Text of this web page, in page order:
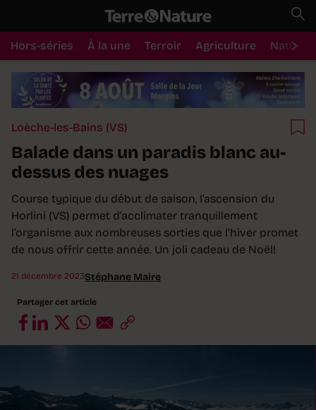
Hors-séries À la une Terroir Agriculture Nature
Loèche-les-Bains (VS)
Balade dans un paradis blanc au-
dessus des nuages
Course typique du début de saison, l’ascension du
Horlini (VS) permet d’acclimater tranquillement
l’organisme aux nombreuses sorties que l’hiver promet
de nous offrir cette année. Un joli cadeau de Noël!
21 décembre 2023Stéphane Maire
Partager cet article